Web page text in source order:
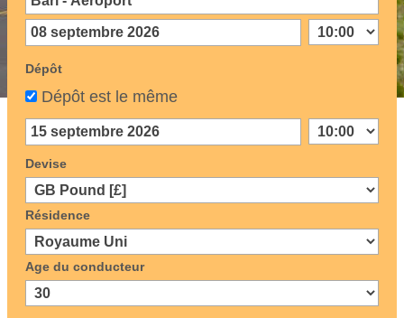
Dépôt
Dépôt est le même
Devise
Résidence
Age du conducteur